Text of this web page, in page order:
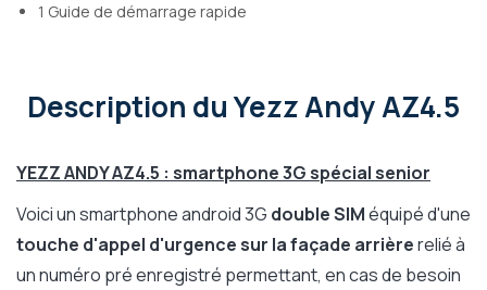
1 Guide de démarrage rapide
Description du Yezz Andy AZ4.5
YEZZ ANDY AZ4.5 : smartphone 3G spécial senior
Voici un smartphone android 3G double SIMéquipé d'une
touche d'appel d'urgence sur la façade arrièrerelié à
un numéro pré enregistré permettant, en cas de besoin